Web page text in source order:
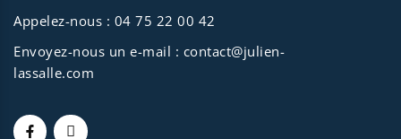
Appelez-nous : 04 75 22 00 42
Envoyez-nous un e-mail : contact@julien-
lassalle.com